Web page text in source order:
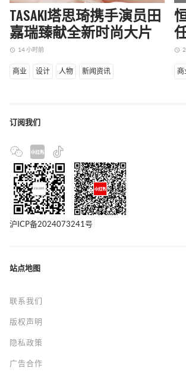
TASAKI塔思琦携手演员田
嘉瑞臻献全新时尚大片
access_time 14 小时前
商业 设计 人物 新闻资讯
access_time
商
订阅我们
沪ICP备2024073241号
站点地图
联系我们
版权声明
隐私政策
广告合作